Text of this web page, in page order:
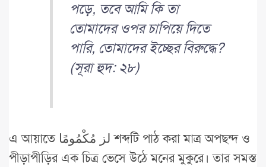
পড়ে, তবে আমি কি তা
তোমাদের ওপর চাপিয়ে দিতে
পারি, তোমাদের ইচ্ছের বিরুদ্ধে?
(সূরা হুদ: ২৮)
এ আয়াতে لز مُكْمُومًا শব্দটি পাঠ করা মাত্র অপছন্দ ও
পীড়াপীড়ির এক চিত্র ভেসে উঠে মনের মুকুরে। তার সমস্ত